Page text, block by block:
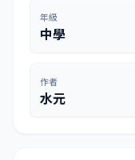
年級
中學
作者
水元